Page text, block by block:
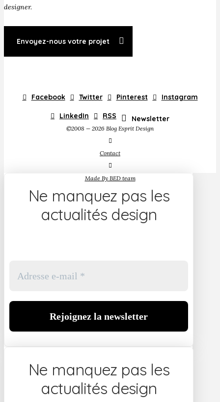
designer.
Envoyez-nous votre projet
Facebook Twitter Pinterest Instagram
LinkedIn RSS Newsletter
©2008 — 2026 Blog Esprit Design
Contact
Made By BED team
Ne manquez pas les
actualités design
Ne manquez pas les
actualités design